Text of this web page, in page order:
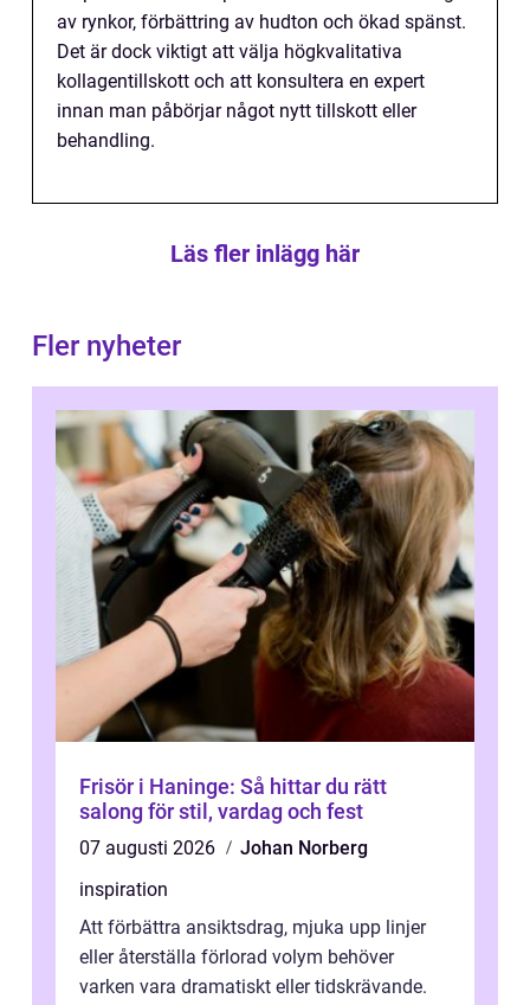
av rynkor, förbättring av hudton och ökad spänst.
Det är dock viktigt att välja högkvalitativa
kollagentillskott och att konsultera en expert
innan man påbörjar något nytt tillskott eller
behandling.
Läs fler inlägg här
Fler nyheter
Frisör i Haninge: Så hittar du rätt
salong för stil, vardag och fest
07 augusti 2026
Johan Norberg
inspiration
Att förbättra ansiktsdrag, mjuka upp linjer
eller återställa förlorad volym behöver
varken vara dramatiskt eller tidskrävande.